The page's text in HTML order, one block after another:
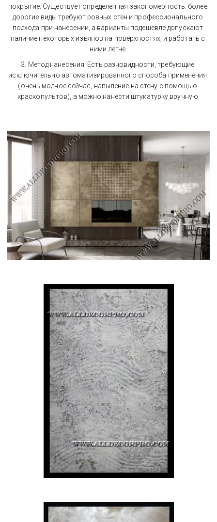
покрытие. Существует определенная закономерность: более
дорогие виды требуют ровных стен и профессионального
подхода при нанесении, а варианты подешевле допускают
наличие некоторых изъянов на поверхностях, и работать с
ними легче.
3. Метод нанесения. Есть разновидности, требующие
исключительно автоматизированного способа применения
(очень модное сейчас, напыление на стену с помощью
краскопультов), а можно нанести штукатурку вручную.